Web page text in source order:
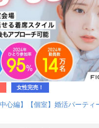
女性完売！
中心編】【個室】婚活パーティ